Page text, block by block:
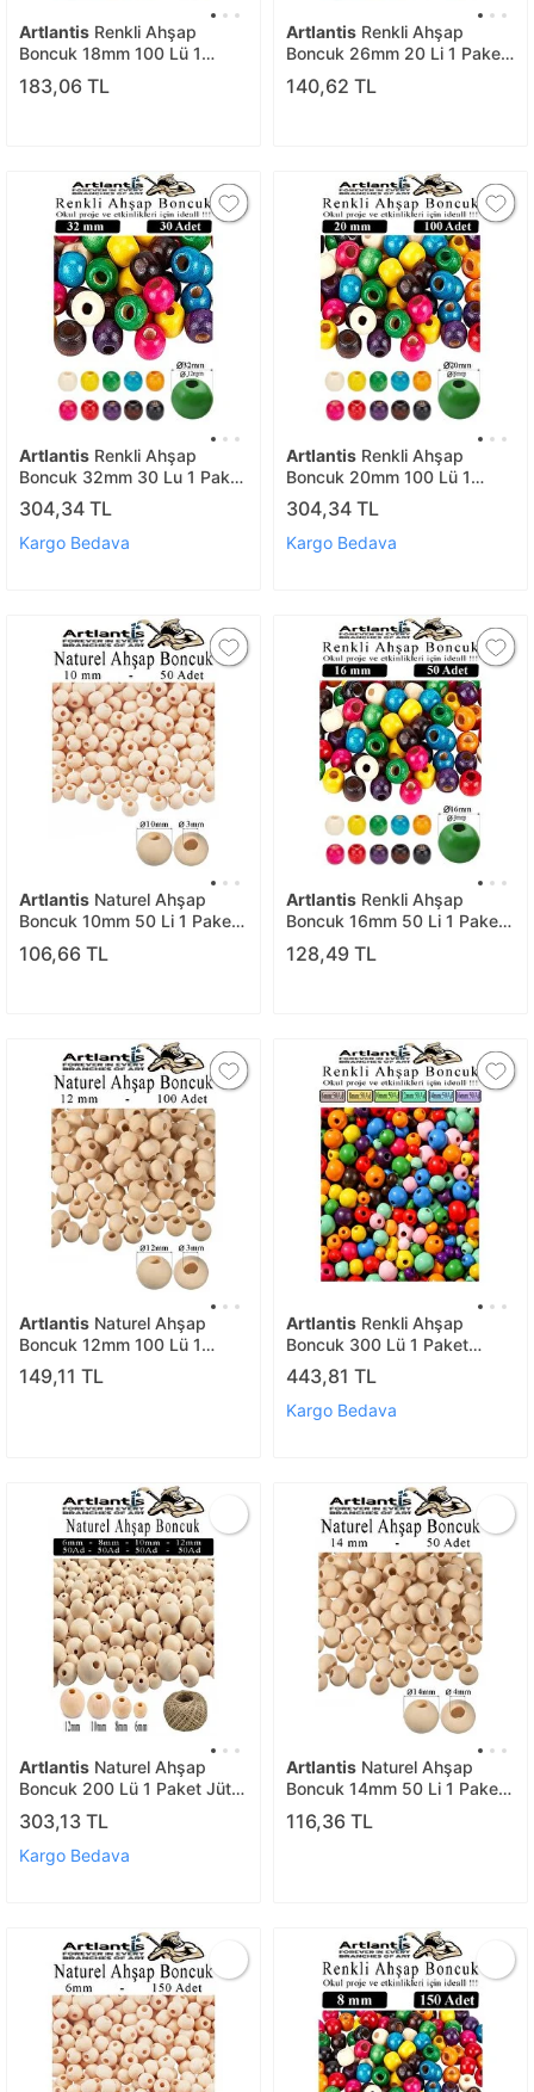
Artlantis Renkli Ahşap
Boncuk 18mm 100 Lü 1
Paket Renkli Ahşap Boyalı
Yuvarlak Doğal Boncuklar
183,06 TL
Artlantis Renkli Ahşap
Boncuk 26mm 20 Li 1 Paket
Renkli Ahşap Boyalı Yuvarlak
Doğal Boncuklar Saç Takı
140,62 TL
Artlantis Renkli Ahşap
Boncuk 32mm 30 Lu 1 Paket
Renkli Ahşap Boyalı Yuvarlak
Doğal Boncuklar Saç Takı
Tasarım Ektinlik Kreş Okul
304,34 TL
Kargo Bedava
Artlantis Renkli Ahşap
Boncuk 20mm 100 Lü 1
Paket Renkli Ahşap Boyalı
Yuvarlak Doğal Boncuklar
Saç Takı Tasarım Ektinlik
304,34 TL
Kargo Bedava
Artlantis Naturel Ahşap
Boncuk 10mm 50 Li 1 Paket
Ham Boyanabilir Ahşap
Yuvarlak Doğal Boncuklar
106,66 TL
Artlantis Renkli Ahşap
Boncuk 16mm 50 Li 1 Paket
Renkli Ahşap Boyalı Yuvarlak
Doğal Boncuklar Saç Takı
128,49 TL
Artlantis Naturel Ahşap
Boncuk 12mm 100 Lü 1
Paket Ham Boyanabilir
Ahşap Yuvarlak Doğal
149,11 TL
Artlantis Renkli Ahşap
Boncuk 300 Lü 1 Paket
Renkli Ahşap Boyalı Yuvarlak
Doğal Boncuklar Saç Takı
Tasarım Etkinlik Kreş
443,81 TL
Kargo Bedava
Artlantis Naturel Ahşap
Boncuk 200 Lü 1 Paket Jüt
İpi Ham Boyanabilir Ahşap
Yuvarlak Doğal Boncuklar
Takı Tasarım Ektinlik Kreş
303,13 TL
Kargo Bedava
Artlantis Naturel Ahşap
Boncuk 14mm 50 Li 1 Paket
Ham Boyanabilir Ahşap
Yuvarlak Doğal Boncuklar
116,36 TL